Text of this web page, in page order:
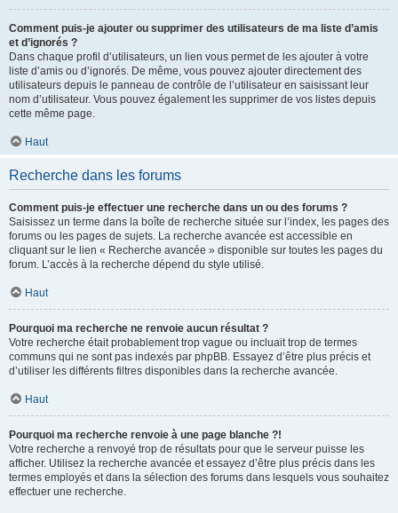
Comment puis-je ajouter ou supprimer des utilisateurs de ma liste d’amis
et d’ignorés ?
Dans chaque profil d’utilisateurs, un lien vous permet de les ajouter à votre
liste d’amis ou d’ignorés. De même, vous pouvez ajouter directement des
utilisateurs depuis le panneau de contrôle de l’utilisateur en saisissant leur
nom d’utilisateur. Vous pouvez également les supprimer de vos listes depuis
cette même page.
Haut
Recherche dans les forums
Comment puis-je effectuer une recherche dans un ou des forums ?
Saisissez un terme dans la boîte de recherche située sur l’index, les pages des
forums ou les pages de sujets. La recherche avancée est accessible en
cliquant sur le lien « Recherche avancée » disponible sur toutes les pages du
forum. L’accès à la recherche dépend du style utilisé.
Haut
Pourquoi ma recherche ne renvoie aucun résultat ?
Votre recherche était probablement trop vague ou incluait trop de termes
communs qui ne sont pas indexés par phpBB. Essayez d’être plus précis et
d’utiliser les différents filtres disponibles dans la recherche avancée.
Haut
Pourquoi ma recherche renvoie à une page blanche ?!
Votre recherche a renvoyé trop de résultats pour que le serveur puisse les
afficher. Utilisez la recherche avancée et essayez d’être plus précis dans les
termes employés et dans la sélection des forums dans lesquels vous souhaitez
effectuer une recherche.